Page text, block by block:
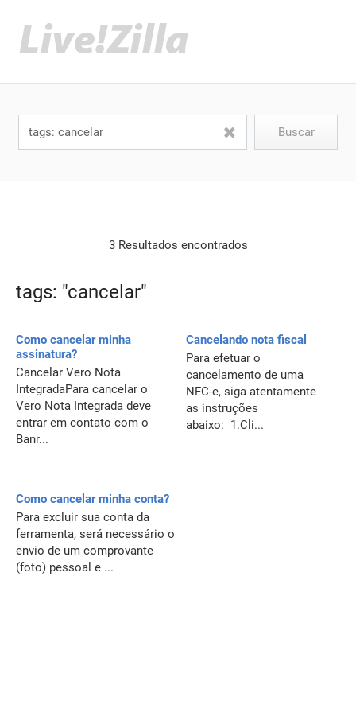
3 Resultados encontrados
tags: "cancelar"
Como cancelar minha
assinatura?
Cancelar Vero Nota
IntegradaPara cancelar o
Vero Nota Integrada deve
entrar em contato com o
Banr...
Cancelando nota fiscal
Para efetuar o
cancelamento de uma
NFC-e, siga atentamente
as instruções
abaixo: 1.Cli...
Como cancelar minha conta?
Para excluir sua conta da
ferramenta, será necessário o
envio de um comprovante
(foto) pessoal e ...